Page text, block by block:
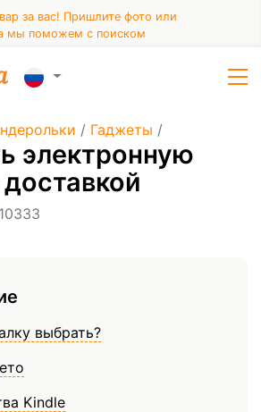
за вас! Пришлите фото или
мы поможем с поиском
/ Гаджеты /
электронную
выбрать?
Kindle